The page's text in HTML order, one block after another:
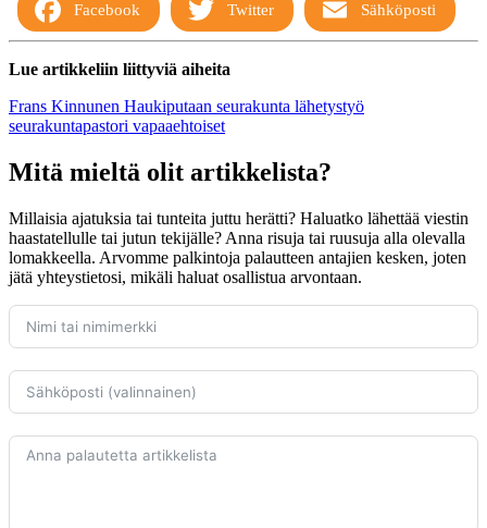
Facebook Twitter Sähköposti
Lue artikkeliin liittyviä aiheita
Frans Kinnunen Haukiputaan seurakunta lähetystyö
seurakuntapastori vapaaehtoiset
Mitä mieltä olit artikkelista?
Millaisia ajatuksia tai tunteita juttu herätti? Haluatko lähettää viestin
haastatellulle tai jutun tekijälle? Anna risuja tai ruusuja alla olevalla
lomakkeella. Arvomme palkintoja palautteen antajien kesken, joten
jätä yhteystietosi, mikäli haluat osallistua arvontaan.